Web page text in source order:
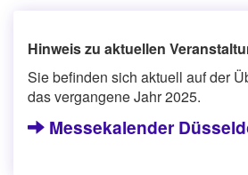
Hinweis zu aktuellen
Sie befinden sich aktuell auf der
das vergangene Jahr 2025.
Messekalender